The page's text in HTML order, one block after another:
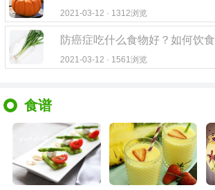
2021-03-12 · 1312浏览
防癌症吃什么食物好？如何饮食
2021-03-12 · 1561浏览
食谱